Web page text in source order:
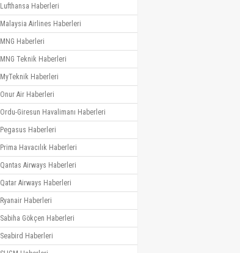
Lufthansa Haberleri
Malaysia Airlines Haberleri
MNG Haberleri
MNG Teknik Haberleri
MyTeknik Haberleri
Onur Air Haberleri
Ordu-Giresun Havalimanı Haberleri
Pegasus Haberleri
Prima Havacılık Haberleri
Qantas Airways Haberleri
Qatar Airways Haberleri
Ryanair Haberleri
Sabiha Gökçen Haberleri
Seabird Haberleri